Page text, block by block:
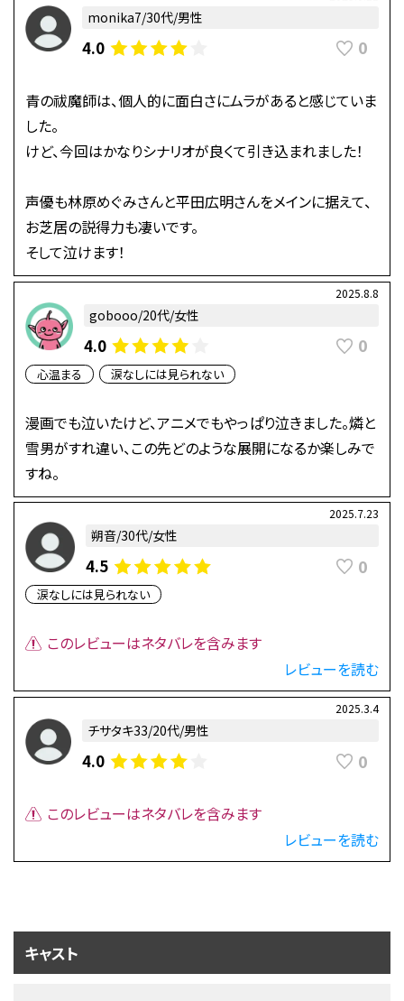
monika7/30代/男性
4.0 0
青の祓魔師は、個人的に面白さにムラがあると感じていま
した。
けど、今回はかなりシナリオが良くて引き込まれました！
声優も林原めぐみさんと平田広明さんをメインに据えて、
お芝居の説得力も凄いです。
そして泣けます！
2025.8.8
gobooo/20代/女性
4.0 0
心温まる 涙なしには見られない
漫画でも泣いたけど、アニメでもやっぱり泣きました。燐と
雪男がすれ違い、この先どのような展開になるか楽しみで
すね。
2025.7.23
朔音/30代/女性
4.5 0
涙なしには見られない
このレビューはネタバレを含みます
レビューを読む
2025.3.4
チサタキ33/20代/男性
4.0 0
このレビューはネタバレを含みます
レビューを読む
キャスト